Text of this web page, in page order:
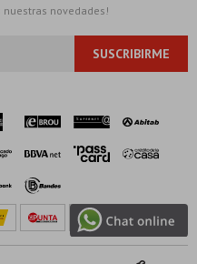
nuestras novedades!
SUSCRIBIRME